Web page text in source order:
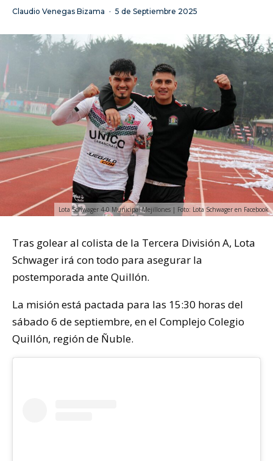
Claudio Venegas Bizama · 5 de Septiembre 2025
Lota Schwager 4-0 Municipal Mejillones | Foto: Lota Schwager en Facebook
Tras golear al colista de la Tercera División A, Lota
Schwager irá con todo para asegurar la
postemporada ante Quillón.
La misión está pactada para las 15:30 horas del
sábado 6 de septiembre, en el Complejo Colegio
Quillón, región de Ñuble.